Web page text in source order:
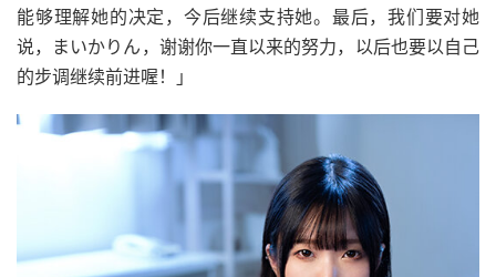
能够理解她的决定，今后继续支持她。最后，我们要对她
说，まいかりん，谢谢你一直以来的努力，以后也要以自己
的步调继续前进喔！」